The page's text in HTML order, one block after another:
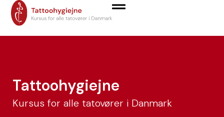
Mária Smatanová
Tattoohygiejne
Kursus for alle tatovører i Danmark